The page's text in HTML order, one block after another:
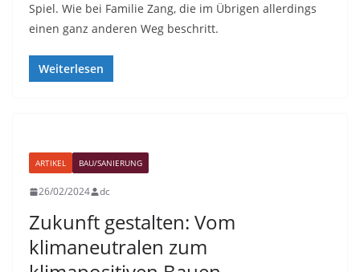
Spiel. Wie bei Familie Zang, die im Übrigen allerdings
einen ganz anderen Weg beschritt.
Weiterlesen
ARTIKEL BAU/SANIERUNG
26/02/2024 dc
Zukunft gestalten: Vom
klimaneutralen zum